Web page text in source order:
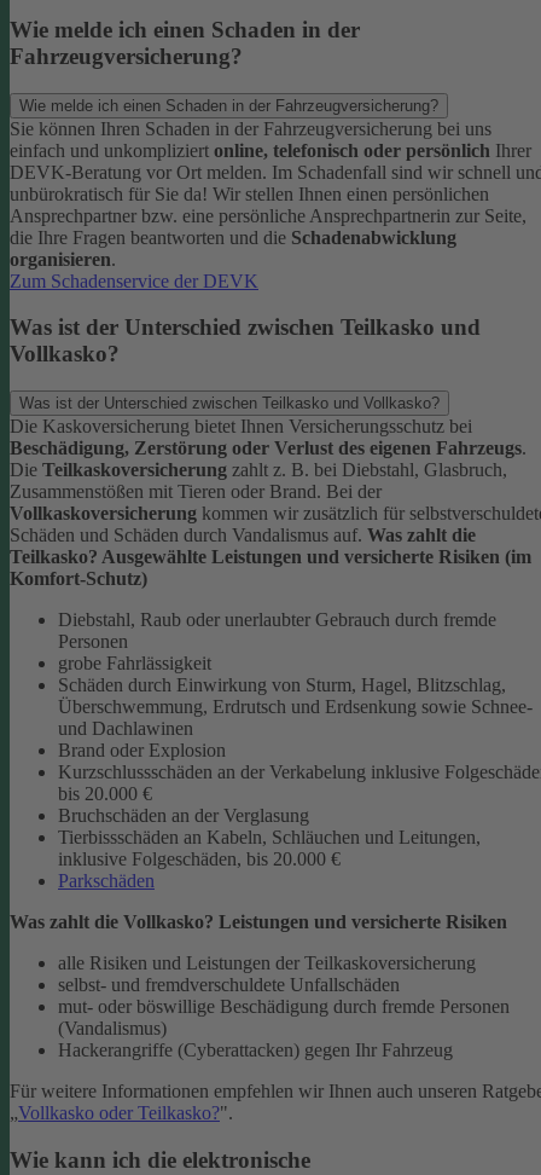
Wie melde ich einen Schaden in der
Fahrzeugversicherung?
Wie melde ich einen Schaden in der Fahrzeugversicherung?
Sie können Ihren Schaden in der Fahrzeugversicherung bei uns
einfach und unkompliziert online, telefonisch oder persönlich Ihrer
DEVK-Beratung vor Ort melden. Im Schadenfall sind wir schnell
unbürokratisch für Sie da! Wir stellen Ihnen einen persönlichen
Ansprechpartner bzw. eine persönliche Ansprechpartnerin zur Seite,
die Ihre Fragen beantworten und die Schadenabwicklung
organisieren.
Zum Schadenservice der DEVK
Was ist der Unterschied zwischen Teilkasko und
Vollkasko?
Was ist der Unterschied zwischen Teilkasko und Vollkasko?
Die Kaskoversicherung bietet Ihnen Versicherungsschutz bei
Beschädigung, Zerstörung oder Verlust des eigenen Fahrzeugs.
Die Teilkaskoversicherung zahlt z. B. bei Diebstahl, Glasbruch,
Zusammenstößen mit Tieren oder Brand. Bei der
Vollkaskoversicherung kommen wir zusätzlich für
Schäden und Schäden durch Vandalismus auf. Was zahlt die
Teilkasko? Ausgewählte Leistungen und versicherte Risiken (im
Komfort-Schutz)
Diebstahl, Raub oder unerlaubter Gebrauch durch fremde
Personen
grobe Fahrlässigkeit
Schäden durch Einwirkung von Sturm, Hagel, Blitzschlag,
Überschwemmung, Erdrutsch und Erdsenkung sowie Schnee-
und Dachlawinen
Brand oder Explosion
Kurzschlussschäden an der Verkabelung inklusive
bis 20.000 €
Bruchschäden an der Verglasung
Tierbissschäden an Kabeln, Schläuchen und Leitungen,
inklusive Folgeschäden, bis 20.000 €
Parkschäden
Was zahlt die Vollkasko? Leistungen und versicherte Risiken
alle Risiken und Leistungen der Teilkaskoversicherung
selbst- und fremdverschuldete Unfallschäden
mut- oder böswillige Beschädigung durch fremde Personen
(Vandalismus)
Hackerangriffe (Cyberattacken) gegen Ihr Fahrzeug
Für weitere Informationen empfehlen wir Ihnen auch unseren
„Vollkasko oder Teilkasko?".
Wie kann ich die elektronische